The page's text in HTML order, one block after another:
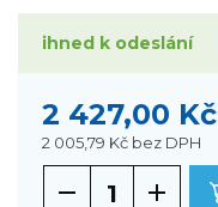
ihned k odeslání
2 427,00 Kč
2 005,79 Kč bez DPH